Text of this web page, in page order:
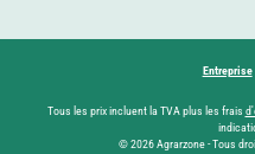
Entreprise
Tous les prix incluent la TVA plus les frais
© 2026 Agrarzone - Tous